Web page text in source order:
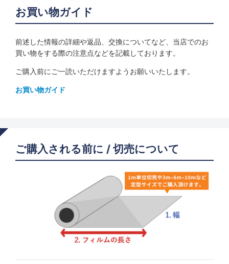
お買い物ガイド
前述した情報の詳細や返品、交換についてなど、当店でのお
買い物をする際の注意点などを記載しております。
ご購入前にご一読いただけますようお願いいたします。
お買い物ガイド
ご購入される前に / 切売について